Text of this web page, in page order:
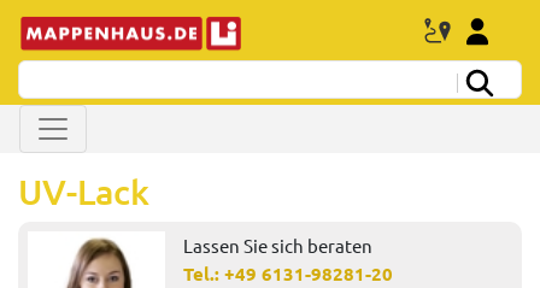
UV-Lack
Lassen Sie sich beraten
Tel.: +49 6131-98281-20